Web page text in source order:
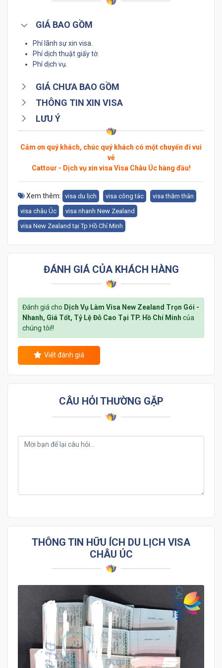
GIÁ BAO GỒM
Phí lãnh sự xin visa.
Phí dịch thuật giấy tờ.
Phí dịch vụ.
GIÁ CHƯA BAO GỒM
THÔNG TIN XIN VISA
LƯU Ý
Cảm ơn quý khách, chúc quý khách có một chuyến đi vui
vẻ
Cattour - Dịch vụ xin visa Visa Châu Úc hàng đầu!
Xem thêm: visa du lịch visa công tác
visa thăm thân
visa châu Úc
visa nhanh New Zealand
visa New Zealand tại Tp Hồ Chí Minh
ĐÁNH GIÁ CỦA KHÁCH HÀNG
Đánh giá cho Dịch Vụ Làm Visa New Zealand Trọn Gói -
Nhanh, Giá Tốt, Tỷ Lệ Đỗ Cao Tại TP. Hồ Chí Minh của
chúng tôi!!
Viết đánh giá
CÂU HỎI THƯỜNG GẶP
THÔNG TIN HỮU ÍCH DU LỊCH VISA
CHÂU ÚC